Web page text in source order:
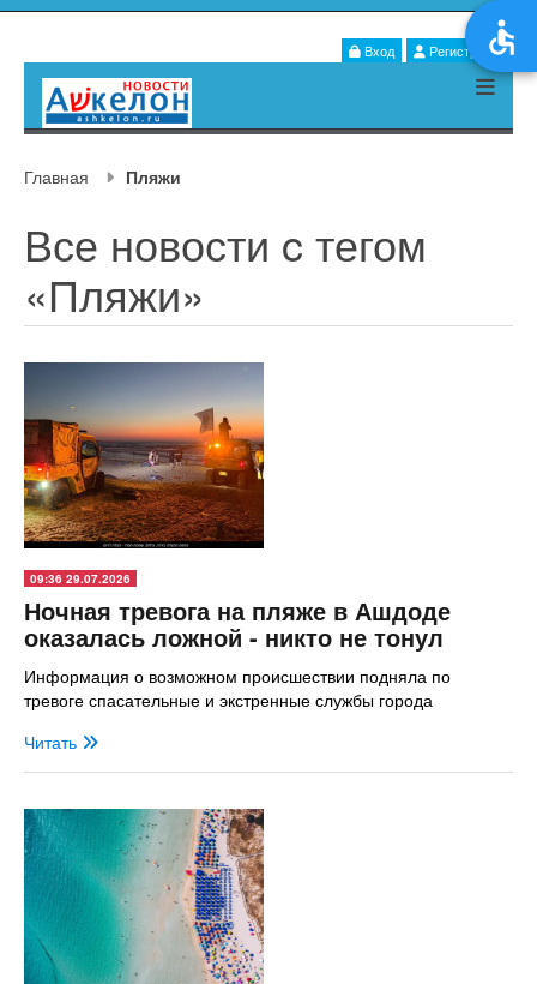
Вход Регистрация
Главная Пляжи
Все новости c тегом
«Пляжи»
09:36 29.07.2026
Ночная тревога на пляже в Ашдоде
оказалась ложной - никто не тонул
Информация о возможном происшествии подняла по
тревоге спасательные и экстренные службы города
Читать